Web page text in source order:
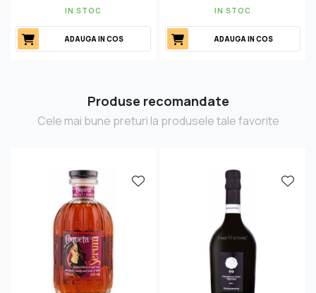
IN STOC
ADAUGA IN COS
IN STOC
ADAUGA IN COS
Produse recomandate
Cele mai bune preturi la produsele tale favorite